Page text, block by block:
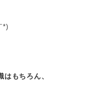
*)
もちろん、